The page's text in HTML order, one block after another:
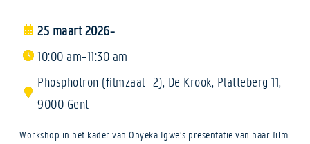
25 maart 2026–
10:00 am–11:30 am
Phosphotron (filmzaal -2), De Krook, Platteberg 11,
9000 Gent
Workshop in het kader van Onyeka Igwe’s presentatie van haar film